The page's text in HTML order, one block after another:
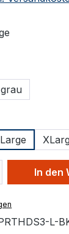
grau
Large
Gib den
In den
L-